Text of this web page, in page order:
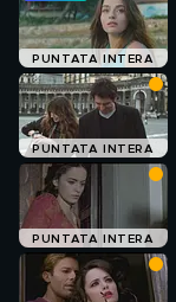
PUNTATA INTERA
PUNTATA INTERA
PUNTATA INTERA